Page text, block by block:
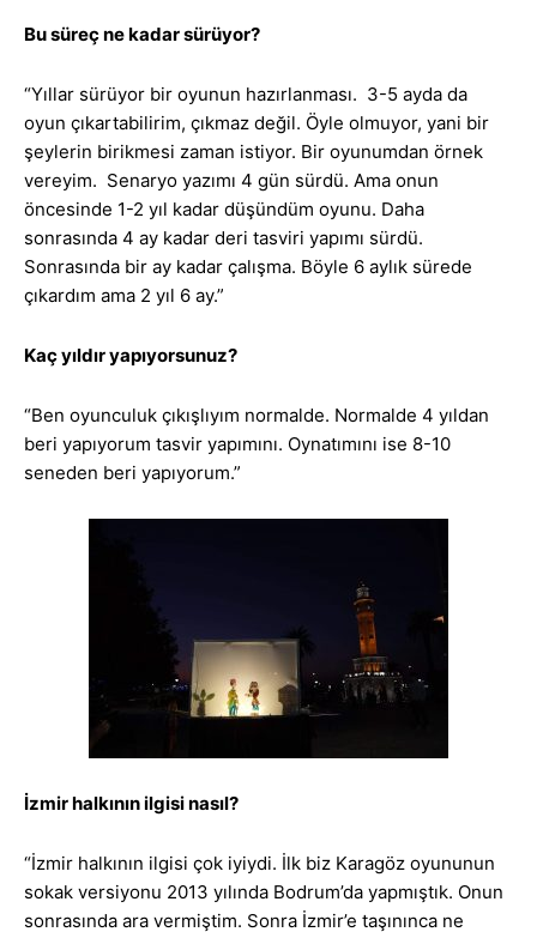
Bu süreç ne kadar sürüyor?
“Yıllar sürüyor bir oyunun hazırlanması. 3-5 ayda da
oyun çıkartabilirim, çıkmaz değil. Öyle olmuyor, yani bir
şeylerin birikmesi zaman istiyor. Bir oyunumdan örnek
vereyim. Senaryo yazımı 4 gün sürdü. Ama onun
öncesinde 1-2 yıl kadar düşündüm oyunu. Daha
sonrasında 4 ay kadar deri tasviri yapımı sürdü.
Sonrasında bir ay kadar çalışma. Böyle 6 aylık sürede
çıkardım ama 2 yıl 6 ay.”
Kaç yıldır yapıyorsunuz?
“Ben oyunculuk çıkışlıyım normalde. Normalde 4 yıldan
beri yapıyorum tasvir yapımını. Oynatımını ise 8-10
seneden beri yapıyorum.”
İzmir halkının ilgisi nasıl?
“İzmir halkının ilgisi çok iyiydi. İlk biz Karagöz oyununun
sokak versiyonu 2013 yılında Bodrum’da yapmıştık. Onun
sonrasında ara vermiştim. Sonra İzmir’e taşınınca ne